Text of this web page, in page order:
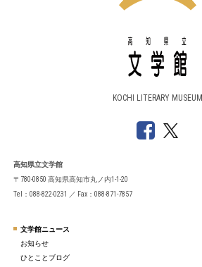
KOCHI LITERARY MUSEUM
高知県立文学館
〒780-0850 高知県高知市丸ノ内1-1-20
Tel：088-822-0231 ／ Fax：088-871-7857
文学館ニュース
お知らせ
ひとことブログ